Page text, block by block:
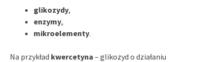
glikozydy,
enzymy,
mikroelementy.
Na przykład kwercetyna – glikozyd o działaniu